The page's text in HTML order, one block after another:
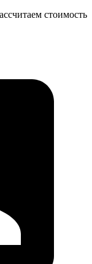
стоимость